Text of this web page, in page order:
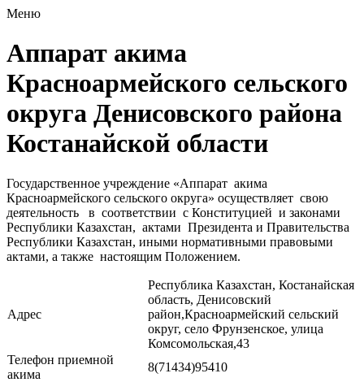
Меню
Аппарат акима
Красноармейского сельского
округа Денисовского района
Костанайской области
Государственное учреждение «Аппарат акима
Красноармейского сельского округа» осуществляет свою
деятельность в соответствии с Конституцией и законами
Республики Казахстан, актами Президента и Правительства
Республики Казахстан, иными нормативными правовыми
актами, а также настоящим Положением.
Адрес
Республика Казахстан, Костанайская
область, Денисовский
район,Красноармейский сельский
округ, село Фрунзенское, улица
Комсомольская,43
Телефон приемной
акима
8(71434)95410